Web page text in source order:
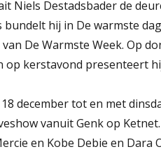
Niels Destadsbader de
bundelt hij in De warmste
De Warmste Week. Op
op kerstavond presenteert
december tot en met
vanuit Genk op
en Kobe Debie en